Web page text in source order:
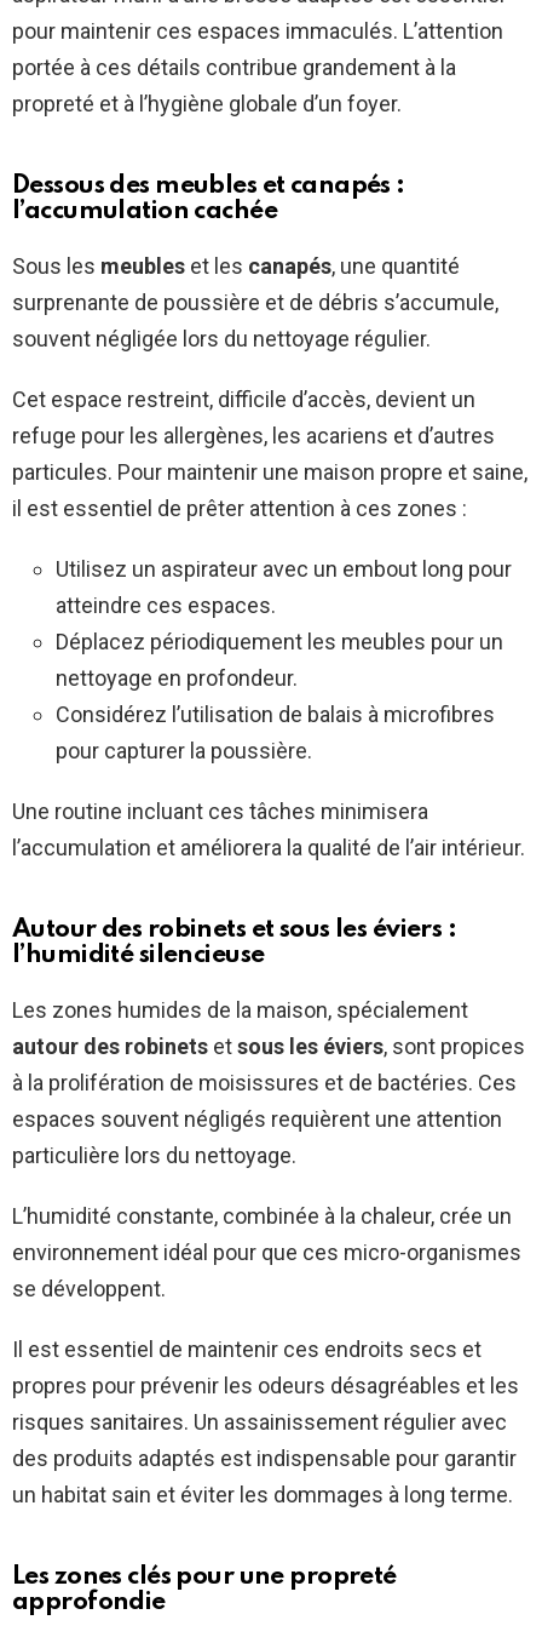
pour maintenir ces espaces immaculés. L’attention
portée à ces détails contribue grandement à la
propreté et à l’hygiène globale d’un foyer.
Dessous des meubles et canapés :
l’accumulation cachée
Sous les meubles et les canapés, une quantité
surprenante de poussière et de débris s’accumule,
souvent négligée lors du nettoyage régulier.
Cet espace restreint, difficile d’accès, devient un
refuge pour les allergènes, les acariens et d’autres
particules. Pour maintenir une maison propre et saine,
il est essentiel de prêter attention à ces zones :
Utilisez un aspirateur avec un embout long pour
atteindre ces espaces.
Déplacez périodiquement les meubles pour un
nettoyage en profondeur.
Considérez l’utilisation de balais à microfibres
pour capturer la poussière.
Une routine incluant ces tâches minimisera
l’accumulation et améliorera la qualité de l’air intérieur.
Autour des robinets et sous les éviers :
l’humidité silencieuse
Les zones humides de la maison, spécialement
autour des robinets etsous les éviers, sont propices
à la prolifération de moisissures et de bactéries. Ces
espaces souvent négligés requièrent une attention
particulière lors du nettoyage.
L’humidité constante, combinée à la chaleur, crée un
environnement idéal pour que ces micro-organismes
se développent.
Il est essentiel de maintenir ces endroits secs et
propres pour prévenir les odeurs désagréables et les
risques sanitaires. Un assainissement régulier avec
des produits adaptés est indispensable pour garantir
un habitat sain et éviter les dommages à long terme.
Les zones clés pour une propreté
approfondie